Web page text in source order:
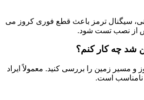
سیگنال ترمز باعث قطع فوری کروز می
از نصب تست شود.
شد چه کار کنم؟
و مسیر زمین را بررسی کنید. معمولاً ایراد
نامناسب است.